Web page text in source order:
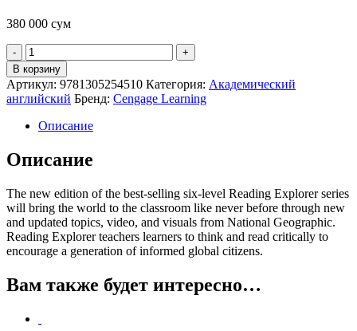
380 000 сум
Quantity
В корзину
Артикул: 9781305254510 Категория: Академический
английский Бренд: Cengage Learning
Описание
Описание
The new edition of the best-selling six-level Reading Explorer series
will bring the world to the classroom like never before through new
and updated topics, video, and visuals from National Geographic.
Reading Explorer teachers learners to think and read critically to
encourage a generation of informed global citizens.
Вам также будет интересно…